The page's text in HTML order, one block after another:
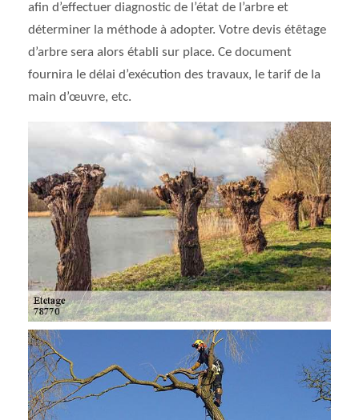
afin d’effectuer diagnostic de l’état de l’arbre et
déterminer la méthode à adopter. Votre devis étêtage
d’arbre sera alors établi sur place. Ce document
fournira le délai d’exécution des travaux, le tarif de la
main d’œuvre, etc.